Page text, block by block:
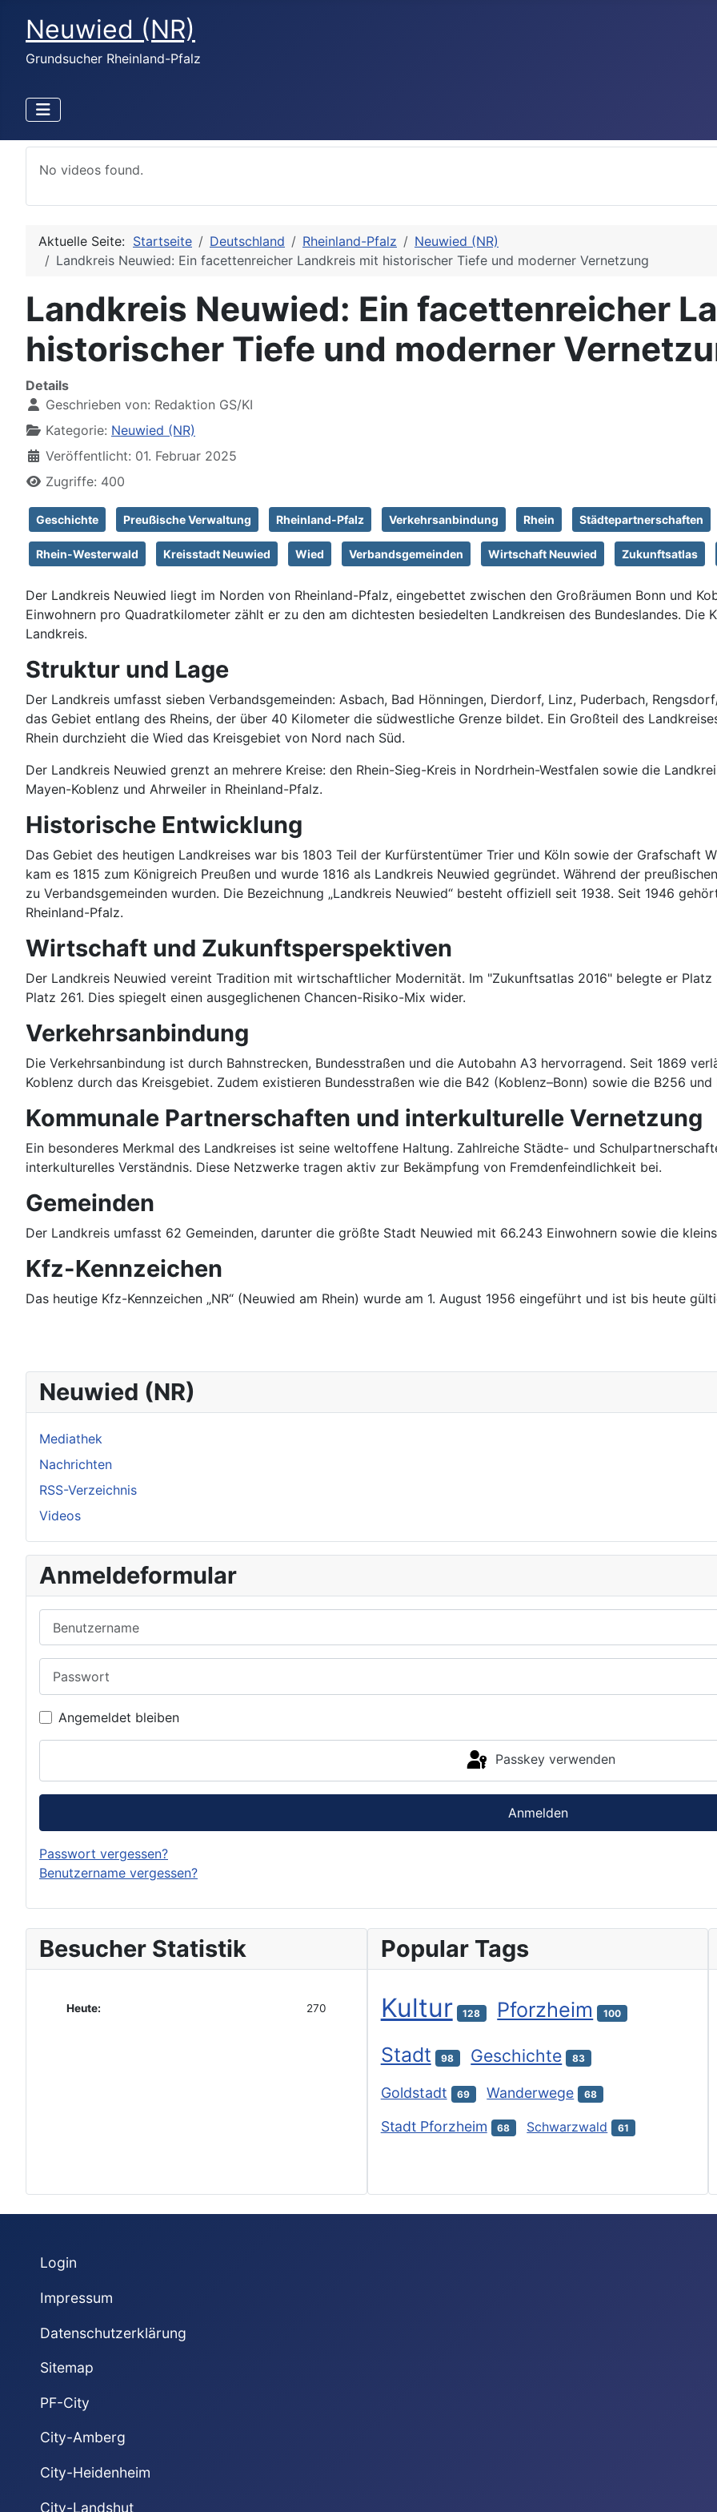
Neuwied (NR)
Grundsucher Rheinland-Pfalz
No videos found.
Aktuelle Seite: Startseite Deutschland Rheinland-Pfalz
Neuwied (NR)
Landkreis Neuwied: Ein facettenreicher Landkreis mit historischer Tiefe und moderner Vernetzung
Landkreis Neuwied: Ein facettenreicher
historischer Tiefe und moderner
Details
Geschrieben von: Redaktion GS/KI
Kategorie: Neuwied (NR)
Veröffentlicht: 01. Februar 2025
Zugriffe: 400
Geschichte Preußische Verwaltung Rheinland-Pfalz Verkehrsanbindung Rhein Städtepartnerschaften
Rhein-Westerwald Kreisstadt Neuwied Wied Verbandsgemeinden Wirtschaft Neuwied Zukunftsatlas
Der Landkreis Neuwied liegt im Norden von Rheinland-Pfalz, eingebettet zwischen den Großräumen Bonn und
Einwohnern pro Quadratkilometer zählt er zu den am dichtesten besiedelten Landkreisen des Bundeslandes.
Landkreis.
Struktur und Lage
Der Landkreis umfasst sieben Verbandsgemeinden: Asbach, Bad Hönningen, Dierdorf, Linz, Puderbach,
das Gebiet entlang des Rheins, der über 40 Kilometer die südwestliche Grenze bildet. Ein Großteil des
Rhein durchzieht die Wied das Kreisgebiet von Nord nach Süd.
Der Landkreis Neuwied grenzt an mehrere Kreise: den Rhein-Sieg-Kreis in Nordrhein-Westfalen sowie die
Mayen-Koblenz und Ahrweiler in Rheinland-Pfalz.
Historische Entwicklung
Das Gebiet des heutigen Landkreises war bis 1803 Teil der Kurfürstentümer Trier und Köln sowie der Grafschaft
kam es 1815 zum Königreich Preußen und wurde 1816 als Landkreis Neuwied gegründet. Während der
zu Verbandsgemeinden wurden. Die Bezeichnung „Landkreis Neuwied“ besteht offiziell seit 1938. Seit 1946
Rheinland-Pfalz.
Wirtschaft und Zukunftsperspektiven
Der Landkreis Neuwied vereint Tradition mit wirtschaftlicher Modernität. Im "Zukunftsatlas 2016" belegte er
Platz 261. Dies spiegelt einen ausgeglichenen Chancen-Risiko-Mix wider.
Verkehrsanbindung
Die Verkehrsanbindung ist durch Bahnstrecken, Bundesstraßen und die Autobahn A3 hervorragend. Seit 1869
Koblenz durch das Kreisgebiet. Zudem existieren Bundesstraßen wie die B42 (Koblenz–Bonn) sowie die B256 und
Kommunale Partnerschaften und interkulturelle Vernetzung
Ein besonderes Merkmal des Landkreises ist seine weltoffene Haltung. Zahlreiche Städte- und
interkulturelles Verständnis. Diese Netzwerke tragen aktiv zur Bekämpfung von Fremdenfeindlichkeit bei.
Gemeinden
Der Landkreis umfasst 62 Gemeinden, darunter die größte Stadt Neuwied mit 66.243 Einwohnern sowie die
Kfz-Kennzeichen
Das heutige Kfz-Kennzeichen „NR“ (Neuwied am Rhein) wurde am 1. August 1956 eingeführt und ist bis heute
Neuwied (NR)
Mediathek
Nachrichten
RSS-Verzeichnis
Videos
Anmeldeformular
Angemeldet bleiben
Passkey verwenden
Anmelden
Passwort vergessen?
Benutzername vergessen?
Besucher Statistik
Heute: 270
Popular Tags
Kultur 128 Pforzheim 100
Stadt 98 Geschichte 83
Goldstadt 69 Wanderwege 68
Stadt Pforzheim 68 Schwarzwald 61
Login
Impressum
Datenschutzerklärung
Sitemap
PF-City
City-Amberg
City-Heidenheim
City-Landshut